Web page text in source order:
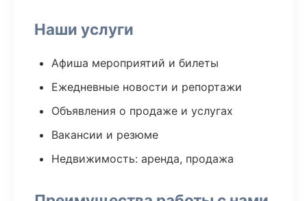
Наши услуги
Афиша мероприятий и билеты
Ежедневные новости и репортажи
Объявления о продаже и услугах
Вакансии и резюме
Недвижимость: аренда, продажа